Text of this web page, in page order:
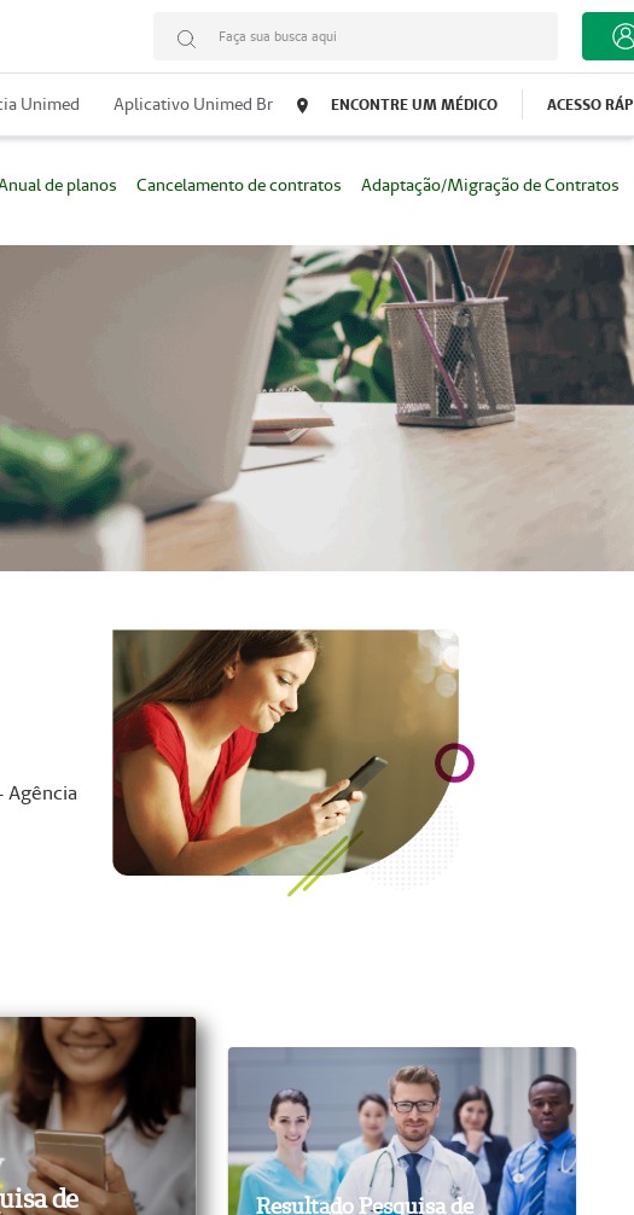
Faça sua busca aqui
Unimed Aplicativo Unimed Br ENCONTRE UM MÉDICO ACESSO
de planos Cancelamento de contratos Adaptação/Migração de Contratos
Agência
de
Resultado Pesquisa de